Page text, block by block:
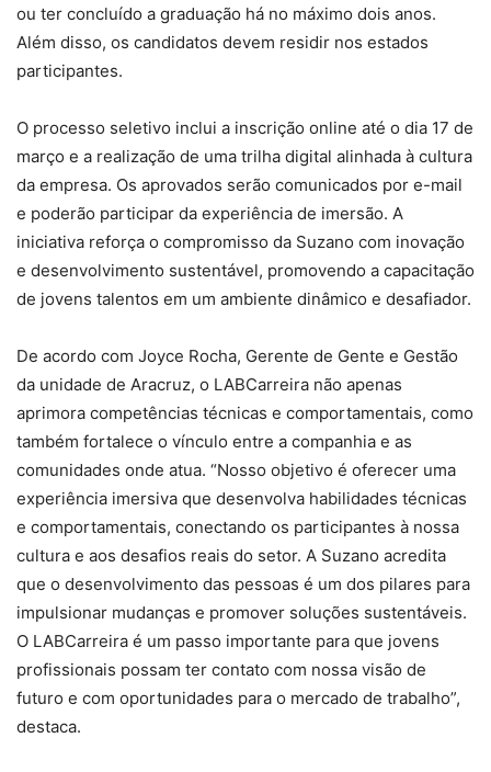
ou ter concluído a graduação há no máximo dois anos.
Além disso, os candidatos devem residir nos estados
participantes.
O processo seletivo inclui a inscrição online até o dia 17 de
março e a realização de uma trilha digital alinhada à cultura
da empresa. Os aprovados serão comunicados por e-mail
e poderão participar da experiência de imersão. A
iniciativa reforça o compromisso da Suzano com inovação
e desenvolvimento sustentável, promovendo a capacitação
de jovens talentos em um ambiente dinâmico e desafiador.
De acordo com Joyce Rocha, Gerente de Gente e Gestão
da unidade de Aracruz, o LABCarreira não apenas
aprimora competências técnicas e comportamentais, como
também fortalece o vínculo entre a companhia e as
comunidades onde atua. “Nosso objetivo é oferecer uma
experiência imersiva que desenvolva habilidades técnicas
e comportamentais, conectando os participantes à nossa
cultura e aos desafios reais do setor. A Suzano acredita
que o desenvolvimento das pessoas é um dos pilares para
impulsionar mudanças e promover soluções sustentáveis.
O LABCarreira é um passo importante para que jovens
profissionais possam ter contato com nossa visão de
futuro e com oportunidades para o mercado de trabalho”,
destaca.